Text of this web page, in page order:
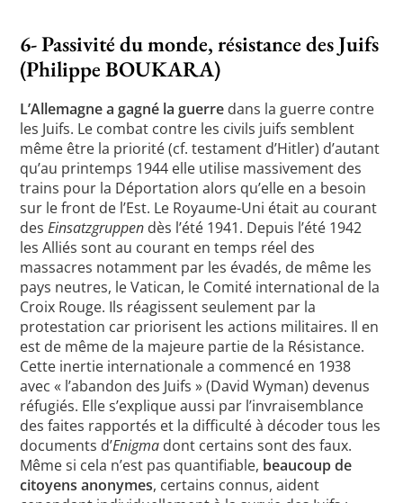
6- Passivité du monde, résistance des Juifs
(Philippe BOUKARA)
L’Allemagne a gagné la guerre dans la guerre contre
les Juifs. Le combat contre les civils juifs semblent
même être la priorité (cf. testament d’Hitler) d’autant
qu’au printemps 1944 elle utilise massivement des
trains pour la Déportation alors qu’elle en a besoin
sur le front de l’Est. Le Royaume-Uni était au courant
desEinsatzgruppen dès l’été 1941. Depuis l’été 1942
les Alliés sont au courant en temps réel des
massacres notamment par les évadés, de même les
pays neutres, le Vatican, le Comité international de la
Croix Rouge. Ils réagissent seulement par la
protestation car priorisent les actions militaires. Il en
est de même de la majeure partie de la Résistance.
Cette inertie internationale a commencé en 1938
avec « l’abandon des Juifs » (David Wyman) devenus
réfugiés. Elle s’explique aussi par l’invraisemblance
des faites rapportés et la difficulté à décoder tous les
documents d’Enigma dont certains sont des faux.
Même si cela n’est pas quantifiable, beaucoup de
citoyens anonymes, certains connus, aident